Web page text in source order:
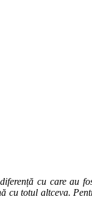
cu care au
cu totul altceva.